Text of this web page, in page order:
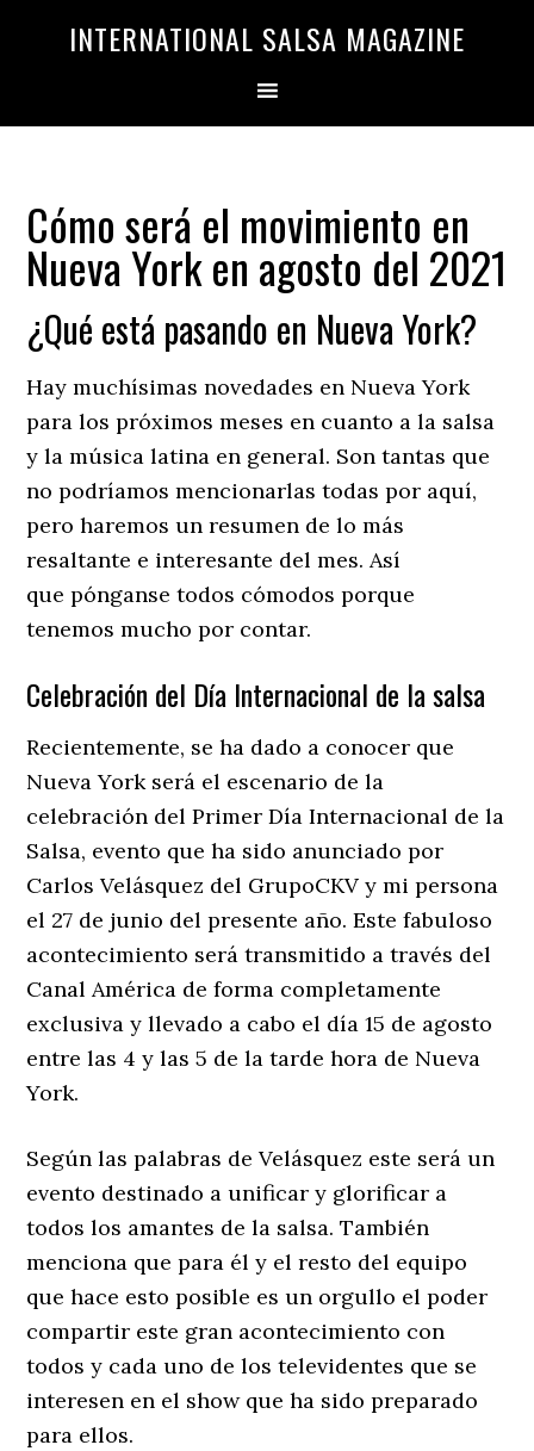
INTERNATIONAL SALSA MAGAZINE
Cómo será el movimiento en
Nueva York en agosto del 2021
¿Qué está pasando en Nueva York?
Hay muchísimas novedades en Nueva York
para los próximos meses en cuanto a la salsa
y la música latina en general. Son tantas que
no podríamos mencionarlas todas por aquí,
pero haremos un resumen de lo más
resaltante e interesante del mes. Así
que pónganse todos cómodos porque
tenemos mucho por contar.
Celebración del Día Internacional de la salsa
Recientemente, se ha dado a conocer que
Nueva York será el escenario de la
celebración del Primer Día Internacional de la
Salsa, evento que ha sido anunciado por
Carlos Velásquez del GrupoCKV y mi persona
el 27 de junio del presente año. Este fabuloso
acontecimiento será transmitido a través del
Canal América de forma completamente
exclusiva y llevado a cabo el día 15 de agosto
entre las 4 y las 5 de la tarde hora de Nueva
York.
Según las palabras de Velásquez este será un
evento destinado a unificar y glorificar a
todos los amantes de la salsa. También
menciona que para él y el resto del equipo
que hace esto posible es un orgullo el poder
compartir este gran acontecimiento con
todos y cada uno de los televidentes que se
interesen en el show que ha sido preparado
para ellos.